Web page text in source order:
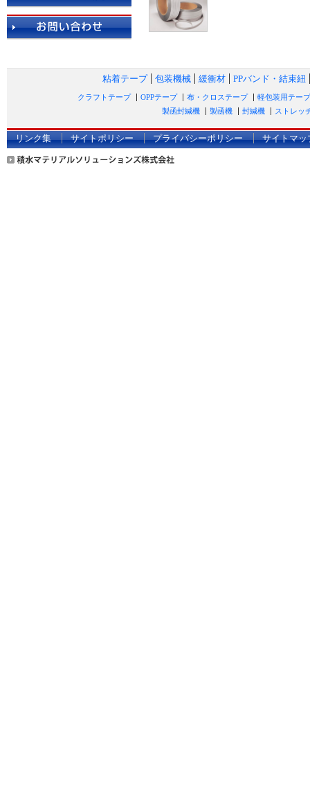
粘着テープ 包装機械 緩衝材 PPバンド・結束紐
クラフトテープ OPPテープ 布・クロステープ
軽包装用テープ
製函封緘機
製函機 封緘機 ストレッ
リンク集 サイトポリシー プライバシーポリシー サイトマッ